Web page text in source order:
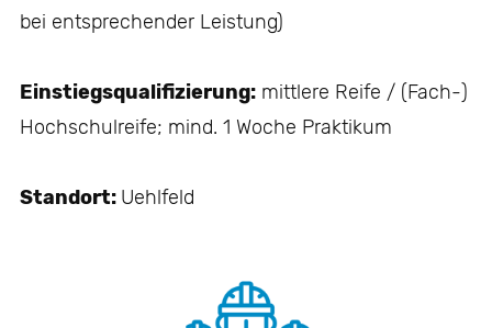
bei entsprechender Leistung)
Einstiegsqualifizierung: mittlere Reife / (Fach-)
Hochschulreife; mind. 1 Woche Praktikum
Standort: Uehlfeld